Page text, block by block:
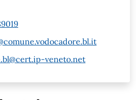
veneto.net